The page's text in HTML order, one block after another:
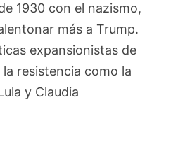
1930 con el nazismo,
más a Trump.
expansionistas de
resistencia como la
y Claudia